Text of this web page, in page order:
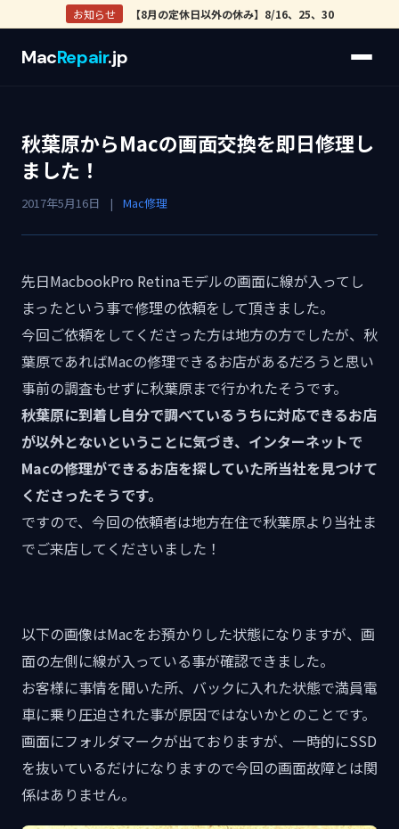
お知らせ 【8月の定休日以外の休み】8/16、25、30
MacRepair.jp
秋葉原からMacの画面交換を即日修理し
ました！
2017年5月16日 | Mac修理
先日MacbookPro Retinaモデルの画面に線が入ってし
まったという事で修理の依頼をして頂きました。
今回ご依頼をしてくださった方は地方の方でしたが、秋
葉原であればMacの修理できるお店があるだろうと思い
事前の調査もせずに秋葉原まで行かれたそうです。
秋葉原に到着し自分で調べているうちに対応できるお店
が以外とないということに気づき、インターネットで
Macの修理ができるお店を探していた所当社を見つけて
くださったそうです。
ですので、今回の依頼者は地方在住で秋葉原より当社ま
でご来店してくださいました！
以下の画像はMacをお預かりした状態になりますが、画
面の左側に線が入っている事が確認できました。
お客様に事情を聞いた所、バックに入れた状態で満員電
車に乗り圧迫された事が原因ではないかとのことです。
画面にフォルダマークが出ておりますが、一時的にSSD
を抜いているだけになりますので今回の画面故障とは関
係はありません。